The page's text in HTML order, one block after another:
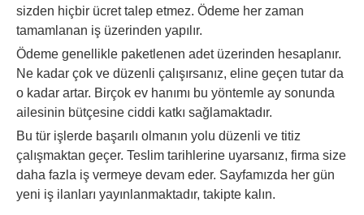
sizden hiçbir ücret talep etmez. Ödeme her zaman
tamamlanan iş üzerinden yapılır.
Ödeme genellikle paketlenen adet üzerinden hesaplanır.
Ne kadar çok ve düzenli çalışırsanız, eline geçen tutar da
o kadar artar. Birçok ev hanımı bu yöntemle ay sonunda
ailesinin bütçesine ciddi katkı sağlamaktadır.
Bu tür işlerde başarılı olmanın yolu düzenli ve titiz
çalışmaktan geçer. Teslim tarihlerine uyarsanız, firma size
daha fazla iş vermeye devam eder. Sayfamızda her gün
yeni iş ilanları yayınlanmaktadır, takipte kalın.